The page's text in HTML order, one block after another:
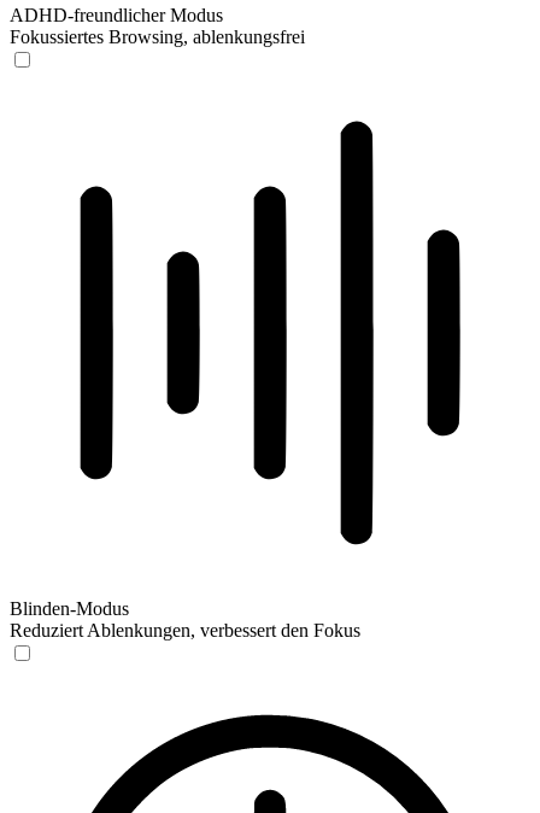
ADHD-freundlicher Modus
Fokussiertes Browsing, ablenkungsfrei
Blinden-Modus
Reduziert Ablenkungen, verbessert den Fokus